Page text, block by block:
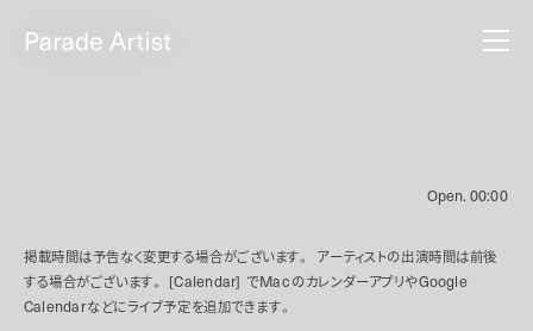
Open. 00:00
掲載時間は予告なく変更する場合がございます。
アーティストの出演時間は前後
する場合がございます。
[Calendar] でMacのカレンダーアプリやGoogle
Calendarなどにライブ予定を追加できます。